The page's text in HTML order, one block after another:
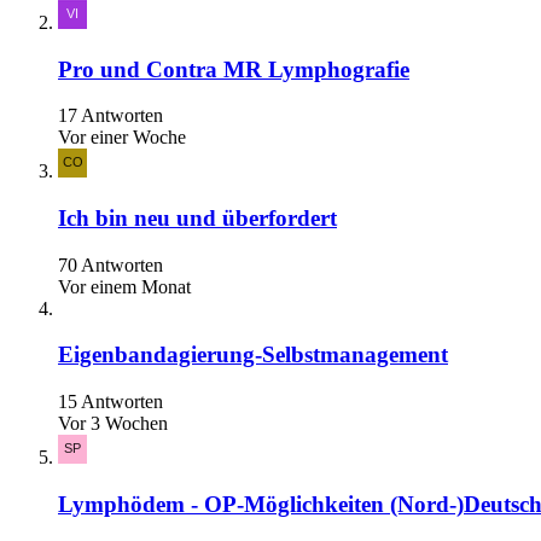
Pro und Contra MR Lymphografie
17 Antworten
Vor einer Woche
Ich bin neu und überfordert
70 Antworten
Vor einem Monat
Eigenbandagierung-Selbstmanagement
15 Antworten
Vor 3 Wochen
Lymphödem - OP-Möglichkeiten (Nord-